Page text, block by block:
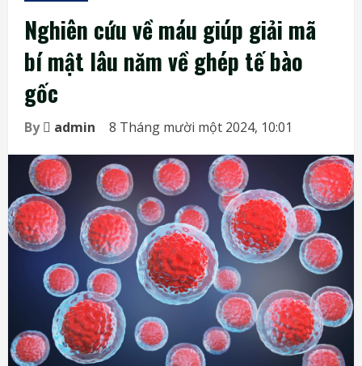
Nghiên cứu về máu giúp giải mã
bí mật lâu năm về ghép tế bào
gốc
By admin 8 Tháng mười một 2024, 10:01